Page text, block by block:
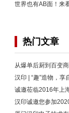
世界也有AB面！来
热门文章
从爆单后厨到百变
汉印 | “趣”造物，享
诚邀莅临2016年上
汉印诚邀您参加